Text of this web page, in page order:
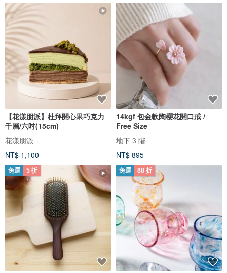
【花漾朋派】杜拜開心果巧克力
千層/六吋(15cm)
花漾朋派
NT$ 1,100
14kgf 包金軟陶櫻花開口戒 /
Free Size
地下 3 階
NT$ 895
免運 5 折 免運 88 折